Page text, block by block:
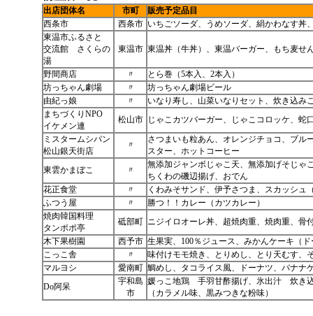
出店団体名 市町
販売予定品目
西条市
西条市 いちごソーダ、うめソーダ、絹かわなす丼
東温市ふるさと
交流館 さくらの
湯
東温市 東温丼（牛丼）、東温バーガー、もち麦せ
野間商店 〃
とら巻（5本入、2本入）
坊っちゃん劇場
〃
坊っちゃん劇場ビール
由紀っ娘
〃
いなり寿し、山菜いなりセット、炊き込み
まちづくりNPO
イケメン連
松山市
じゃこカツバーガー、じゃこコロッケ、蛇
ミスタームシパン
松山銀天街店
〃
さつまいも粒あん、オレンジチョコ、ブル
スター、ホットコーヒー
東雲かまぼこ
〃
無添加ジャンボじゃこ天、無添加げそじゃ
ちくわの磯辺揚げ、おでん
花正食堂
〃
くわみそサンド、伊予さつま、スカッシ
ふつう屋
〃
勝つ！！カレー（カツカレー）
焼肉韓国料理
タンポポ亭
砥部町 ニジイロオーレ丼、超焼肉重、焼肉重、骨
木下果樹園
西予市 生果実、100％ジュース、みかんケーキ（
こっこ舎
〃
味付けモモ焼き、とりめし、とり天むす、
マルヨシ
愛南町 鯛めし、タコライス風、ドーナツ、バナナ
Do阿呆
宇和島
市
媛っこ地鶏 手羽甘酢揚げ、氷出汁 炊き
（カラメル味、黒みつきな粉味）